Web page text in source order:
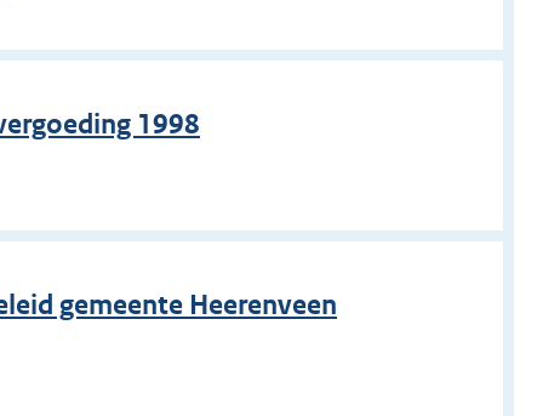
1998
gemeente Heerenveen